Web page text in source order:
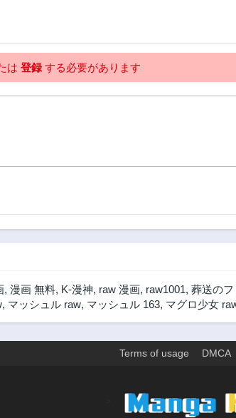
は 登録する必要があります
, 漫画 無料, K-漫神, raw 漫画, raw1001, 葬送の
, マッシュル raw, マッシュル 163, マグロ少女
Terms of usage DMCA